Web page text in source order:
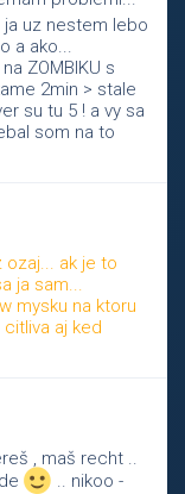
uz nestem lebo
a ako...
ZOMBIKU s
2min > stale
su tu 5 ! a vy sa
som na to
ak je to
ja sam...
mysku na ktoru
aj ked
, maš recht ..
.. nikoo -